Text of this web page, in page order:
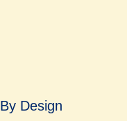
By Design